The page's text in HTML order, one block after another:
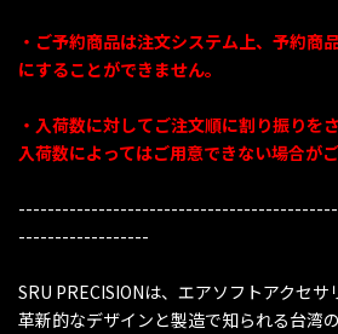
・ご予約商品は注文システム上、予約商
にすることができません。
・入荷数に対してご注文順に割り振りを
入荷数によってはご用意できない場合がご
------------------
SRU PRECISIONは、エアソフトアクセ
革新的なデザインと製造で知られる台湾